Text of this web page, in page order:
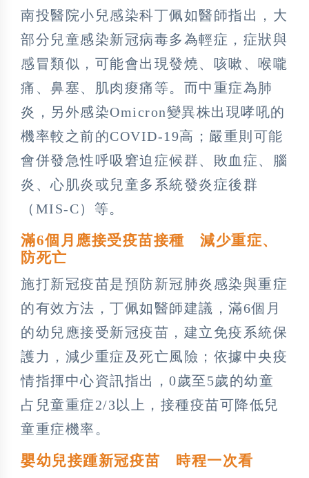
南投醫院小兒感染科丁佩如醫師指出，大
部分兒童感染新冠病毒多為輕症，症狀與
感冒類似，可能會出現發燒、咳嗽、喉嚨
痛、鼻塞、肌肉痠痛等。而中重症為肺
炎，另外感染Omicron變異株出現哮吼的
機率較之前的COVID-19高；嚴重則可能
會併發急性呼吸窘迫症候群、敗血症、腦
炎、心肌炎或兒童多系統發炎症後群
（MIS-C）等。
滿6個月應接受疫苗接種 減少重症、
防死亡
施打新冠疫苗是預防新冠肺炎感染與重症
的有效方法，丁佩如醫師建議，滿6個月
的幼兒應接受新冠疫苗，建立免疫系統保
護力，減少重症及死亡風險；依據中央疫
情指揮中心資訊指出，0歲至5歲的幼童
占兒童重症2/3以上，接種疫苗可降低兒
童重症機率。
嬰幼兒接踵新冠疫苗 時程一次看